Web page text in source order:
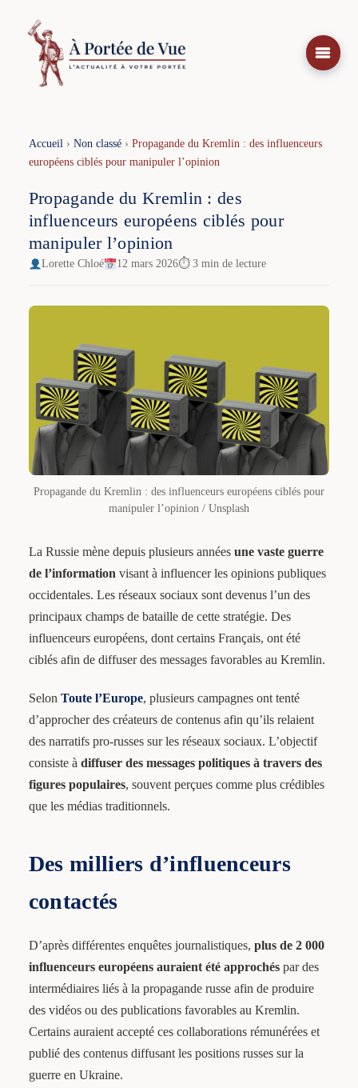
contenu
Accueil› Non classé› Propagande du Kremlin : des influenceurs
européens ciblés pour manipuler l’opinion
Propagande du Kremlin : des
influenceurs européens ciblés pour
manipuler l’opinion
Lorette Chloé 12 mars 2026⏱ 3 min de lecture
Propagande du Kremlin : des influenceurs européens ciblés pour
manipuler l’opinion / Unsplash
La Russie mène depuis plusieurs années une vaste guerre
de l’information visant à influencer les opinions publiques
occidentales. Les réseaux sociaux sont devenus l’un des
principaux champs de bataille de cette stratégie. Des
influenceurs européens, dont certains Français, ont été
ciblés afin de diffuser des messages favorables au Kremlin.
Selon Toute l’Europe, plusieurs campagnes ont tenté
d’approcher des créateurs de contenus afin qu’ils relaient
des narratifs pro-russes sur les réseaux sociaux. L’objectif
consiste à diffuser des messages politiques à travers des
figures populaires, souvent perçues comme plus crédibles
que les médias traditionnels.
Des milliers d’influenceurs
contactés
D’après différentes enquêtes journalistiques, plus de 2 000
influenceurs européens auraient été approchéspar des
intermédiaires liés à la propagande russe afin de produire
des vidéos ou des publications favorables au Kremlin.
Certains auraient accepté ces collaborations rémunérées et
publié des contenus diffusant les positions russes sur la
guerre en Ukraine.